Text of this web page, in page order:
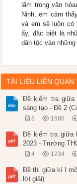
lãm trong văn
Ninh, em cảm
và em sẽ luôn
ấy, đặc biệt là
dân tộc vào
TÀI LIỆU LIÊN QUAN
Đề kiểm tra
sáng tạo - Đề 2
8 1986
Đề kiểm tra giữa
2023 - Trường
4 1234
Đề thi giữa kì I
lời giải)